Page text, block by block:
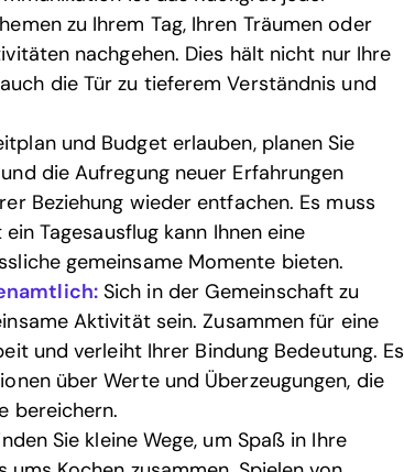
zu Ihrem Tag, Ihren Träumen oder
nachgehen. Dies hält nicht nur Ihre
die Tür zu tieferem Verständnis und
und Budget erlauben, planen Sie
die Aufregung neuer Erfahrungen
Beziehung wieder entfachen. Es muss
Tagesausflug kann Ihnen eine
gemeinsame Momente bieten.
Sich in der Gemeinschaft zu
Aktivität sein. Zusammen für eine
und verleiht Ihrer Bindung Bedeutung. Es
über Werte und Überzeugungen, die
bereichern.
Sie kleine Wege, um Spaß in Ihre